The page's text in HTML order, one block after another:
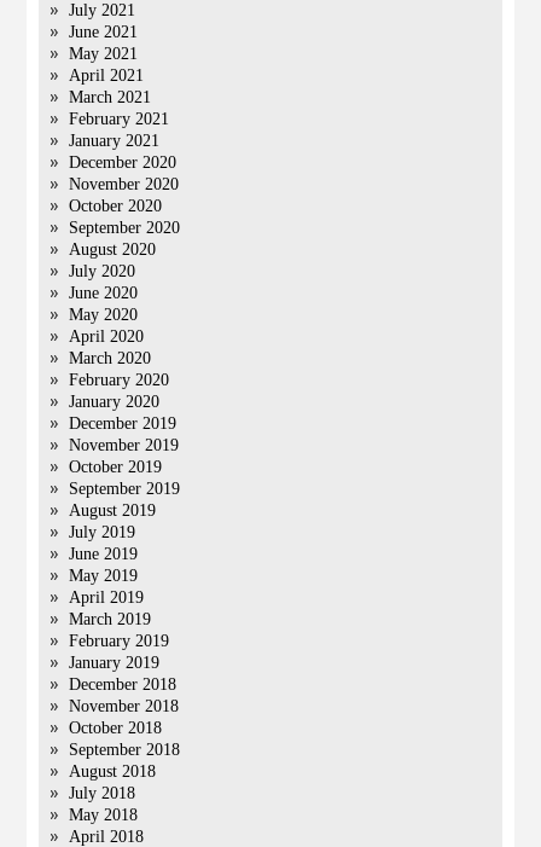
July 2021
June 2021
May 2021
April 2021
March 2021
February 2021
January 2021
December 2020
November 2020
October 2020
September 2020
August 2020
July 2020
June 2020
May 2020
April 2020
March 2020
February 2020
January 2020
December 2019
November 2019
October 2019
September 2019
August 2019
July 2019
June 2019
May 2019
April 2019
March 2019
February 2019
January 2019
December 2018
November 2018
October 2018
September 2018
August 2018
July 2018
May 2018
April 2018